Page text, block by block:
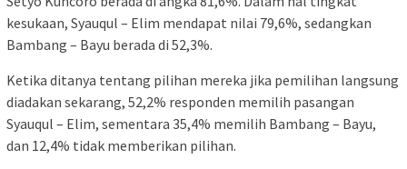
kesukaan, Syauqul – Elim mendapat nilai 79,6%, sedangkan
Bambang – Bayu berada di 52,3%.
Ketika ditanya tentang pilihan mereka jika pemilihan langsung
diadakan sekarang, 52,2% responden memilih pasangan
Syauqul – Elim, sementara 35,4% memilih Bambang – Bayu,
dan 12,4% tidak memberikan pilihan.